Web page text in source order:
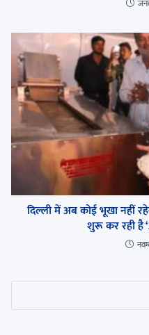
दिल्ली में अब कोई भूखा नहीं
शुरू कर रही है